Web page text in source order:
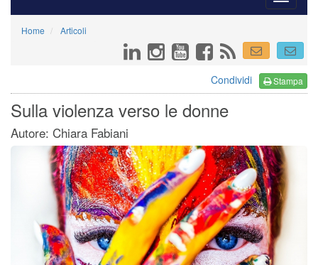
Home Articoli
Stampa
Condividi
Sulla violenza verso le donne
Autore: Chiara Fabiani